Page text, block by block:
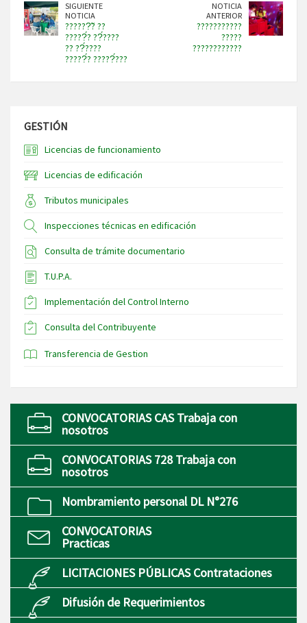
SIGUIENTE
NOTICIA
??????̃? ??
?????́? ??́????
?? ??́????
?????́? ?????́???
NOTICIA
ANTERIOR
???????????
?????
????????????
GESTIÓN
Licencias de funcionamiento
Licencias de edificación
Tributos municipales
Inspecciones técnicas en edificación
Consulta de trámite documentario
T.U.P.A.
Implementación del Control Interno
Consulta del Contribuyente
Transferencia de Gestion
CONVOCATORIAS CAS Trabaja con
nosotros
CONVOCATORIAS 728 Trabaja con
nosotros
Nombramiento personal DL N°276
CONVOCATORIAS
Practicas
LICITACIONES PÚBLICAS Contrataciones
Difusión de Requerimientos